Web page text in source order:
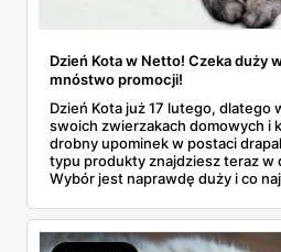
Dzień Kota w Netto! Czeka duży
mnóstwo promocji!
Dzień Kota już 17 lutego, dlatego
swoich zwierzakach domowych i
drobny upominek w postaci
typu produkty znajdziesz teraz w
Wybór jest naprawdę duży i co
dostępne w nowej ofercie sieci!